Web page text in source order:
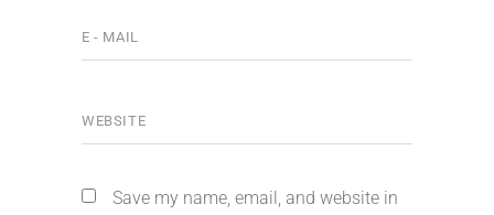
Save my name, email, and website in